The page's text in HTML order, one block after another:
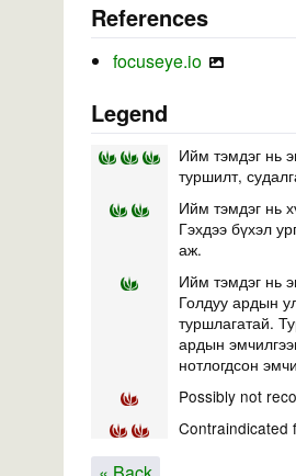
References
focuseye.io
Legend
Ийм тэмдэг нь
туршилт,
Ийм тэмдэг нь
Гэхдээ бүхэл
аж.
Ийм тэмдэг нь
Голдуу ардын
туршлагатай.
ардын
нотлогдсон
Possibly not
Contraindicated